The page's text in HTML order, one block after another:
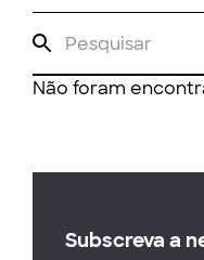
Não foram
Subscreva a